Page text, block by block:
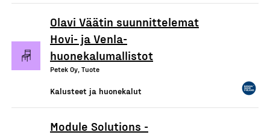
Olavi Väätin suunnittelemat
Hovi- ja Venla-
huonekalumallistot
Petek Oy, Tuote
Kalusteet ja huonekalut
Module Solutions -